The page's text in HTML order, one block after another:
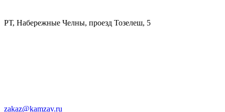
РТ, Набережные Челны, проезд Тозелеш, 5
zakaz@kamzav.ru